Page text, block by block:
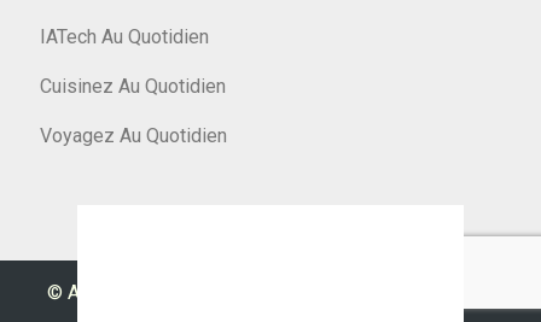
IATech Au Quotidien
Cuisinez Au Quotidien
Voyagez Au Quotidien
© Argent Au Quotidien 2026